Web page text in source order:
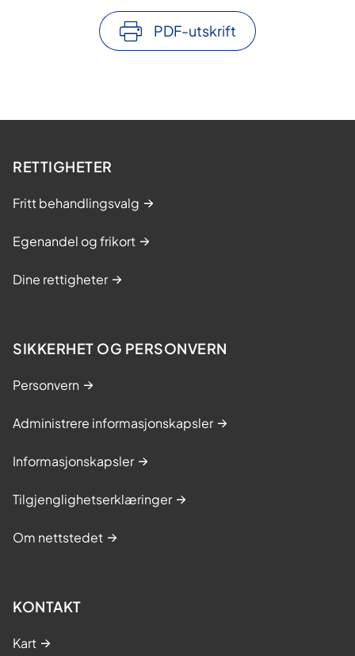
PDF-utskrift
RETTIGHETER
Fritt behandlingsvalg
Egenandel og frikort
Dine rettigheter
SIKKERHET OG PERSONVERN
Personvern
Administrere informasjonskapsler
Informasjonskapsler
Tilgjenglighetserklæringer
Om nettstedet
KONTAKT
Kart